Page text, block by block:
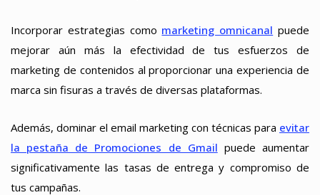
Incorporar estrategias como marketing omnicanal puede
mejorar aún más la efectividad de tus esfuerzos de
marketing de contenidos al proporcionar una experiencia de
marca sin fisuras a través de diversas plataformas.
Además, dominar el email marketing con técnicas para evitar
la pestaña de Promociones de Gmail puede aumentar
significativamente las tasas de entrega y compromiso de
tus campañas.